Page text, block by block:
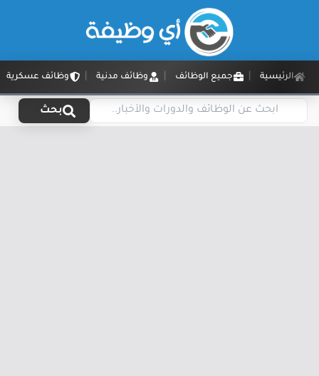
الرئيسية جميع الوظائف وظائف مدنية وظائف عسكرية
بحث